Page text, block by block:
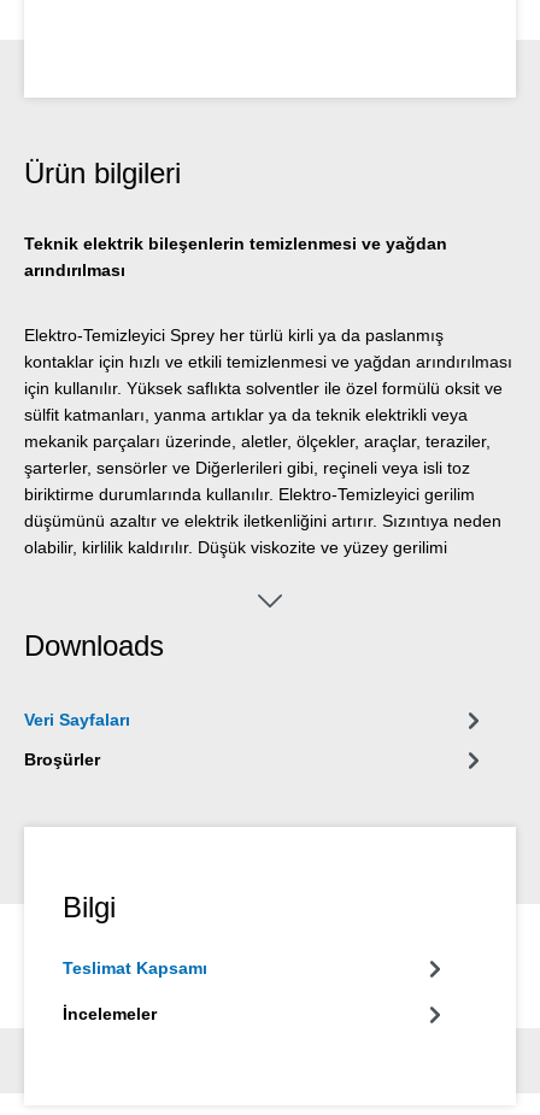
Ürün bilgileri
Teknik elektrik bileşenlerin temizlenmesi ve yağdan
arındırılması
Elektro-Temizleyici Sprey her türlü kirli ya da paslanmış
kontaklar için hızlı ve etkili temizlenmesi ve yağdan arındırılması
için kullanılır. Yüksek saflıkta solventler ile özel formülü oksit ve
sülfit katmanları, yanma artıklar ya da teknik elektrikli veya
mekanik parçaları üzerinde, aletler, ölçekler, araçlar, teraziler,
şarterler, sensörler ve Diğerlerileri gibi, reçineli veya isli toz
biriktirme durumlarında kullanılır. Elektro-Temizleyici gerilim
düşümünü azaltır ve elektrik iletkenliğini artırır. Sızıntıya neden
olabilir, kirlilik kaldırılır. Düşük viskozite ve yüzey gerilimi
sütunlara da girer ve orda kendi derin temizlik etkisi açılabilir.
boya ve kaplamaya karşı tarafsızdır. Hassas yüzeyler ve
Downloads
Veri Sayfaları
Broşürler
Bilgi
Teslimat Kapsamı
İncelemeler